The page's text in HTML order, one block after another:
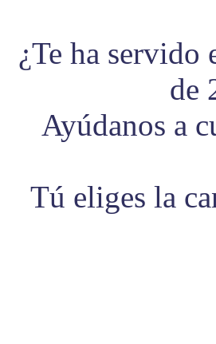
¿Te ha servido
de
Ayúdanos a
Tú eliges la